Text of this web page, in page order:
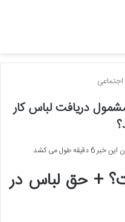
اجتماعی
مشمول دریافت لبا‌س کار
6 دقیقه طول می کشد
+ حق لباس در